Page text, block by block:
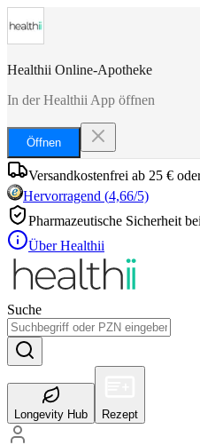
Healthii Online-Apotheke
In der Healthii App öffnen
Öffnen
Versandkostenfrei ab 25 €
Hervorragend (4,66/5)
Pharmazeutische Sicherheit
Über Healthii
Suche
Longevity Hub Rezept